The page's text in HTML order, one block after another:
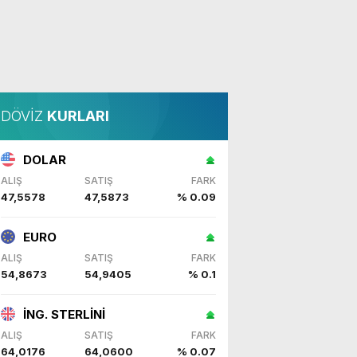
DÖVİZ KURLARI
DOLAR
ALIŞ SATIŞ FARK
47,5578 47,5873 % 0.09
EURO
ALIŞ SATIŞ FARK
54,8673 54,9405 % 0.1
İNG. STERLİNİ
ALIŞ SATIŞ FARK
64,0176 64,0600 % 0.07